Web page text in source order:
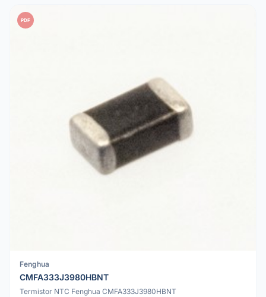
PDF
Fenghua
CMFA333J3980HBNT
Termistor NTC Fenghua CMFA333J3980HBNT